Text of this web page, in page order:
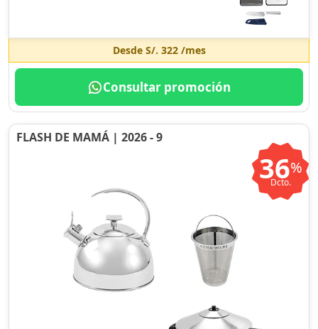
Desde S/. 322/mes
Consultar promoción
FLASH DE MAMÁ | 2026 - 9
36%
Dcto.